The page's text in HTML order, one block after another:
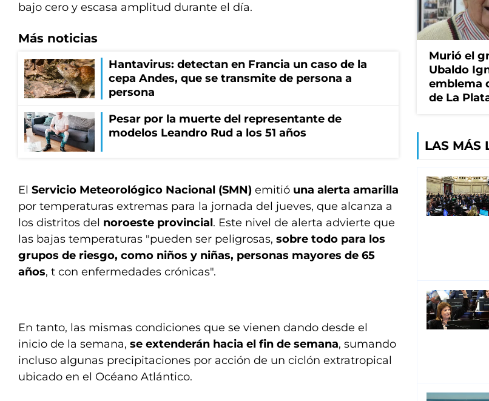
bajo cero y escasa amplitud durante el día.
Más noticias
Hantavirus: detectan en Francia un caso de la
cepa Andes, que se transmite de persona a
persona
Pesar por la muerte del representante de
modelos Leandro Rud a los 51 años
El Servicio Meteorológico Nacional (SMN) emitió una alerta amarilla
por temperaturas extremas para la jornada del jueves, que alcanza a
los distritos del noroeste provincial. Este nivel de alerta advierte que
las bajas temperaturas "pueden ser peligrosas, sobre todo para los
grupos de riesgo, como niños y niñas, personas mayores de 65
años, t con enfermedades crónicas".
En tanto, las mismas condiciones que se vienen dando desde el
inicio de la semana, se extenderán hacia el fin de semana, sumando
incluso algunas precipitaciones por acción de un ciclón extratropical
ubicado en el Océano Atlántico.
Murió el
Ubaldo
emblema
de La
LAS MÁS